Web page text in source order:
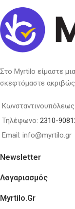
Στο Myrtilo είμαστε
σκεφτόμαστε
Τηλέφωνο: 2310-
Email: info@myrtilo.gr
Newsletter
Λογαριασμός
Myrtilo.gr